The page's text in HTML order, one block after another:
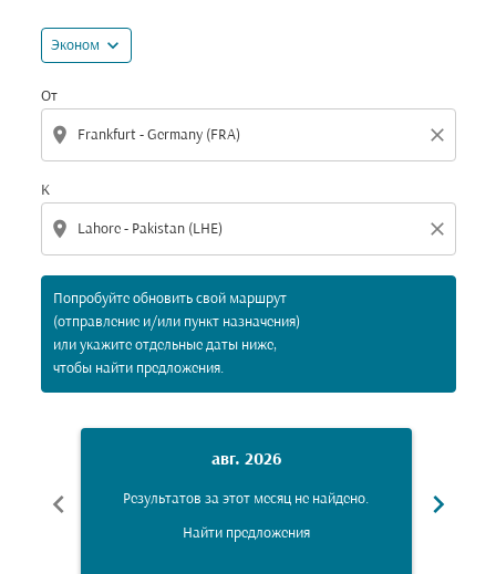
Эконом expand_more
От
location_on close
К
location_on close
Попробуйте обновить свой маршрут
(отправление и/или пункт назначения)
или укажите отдельные даты ниже,
чтобы найти предложения.
chevron_left
авг. 2026
Результатов за этот месяц не найдено.
Найти предложения
chevron_right